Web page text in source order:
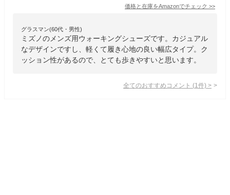
価格と在庫をAmazonでチェック >>
グラスマン(60代・男性)
ミズノのメンズ用ウォーキングシューズです。カジュアル
なデザインですし、軽くて履き心地の良い幅広タイプ。ク
ッション性があるので、とても歩きやすいと思います。
全てのおすすめコメント (1 件) >